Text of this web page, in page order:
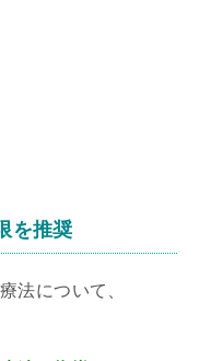
を推奨
法について、